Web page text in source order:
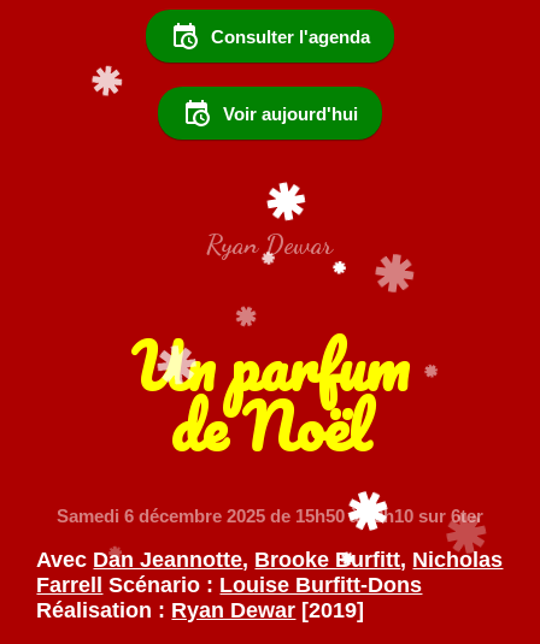
Consulter l'agenda
Voir aujourd'hui
Ryan Dewar
Un parfum
de Noël
Samedi 6 décembre 2025de 15h50 à 02h10 sur 6ter
Avec Dan Jeannotte, Brooke Burfitt, Nicholas
Farrell
Scénario : Louise Burfitt-Dons
Réalisation : Ryan Dewar [2019]